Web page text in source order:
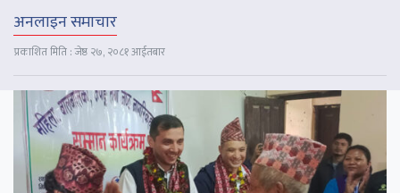
अनलाइन समाचार
प्रकाशित मिति : जेष्ठ २७, २०८१ आईतबार